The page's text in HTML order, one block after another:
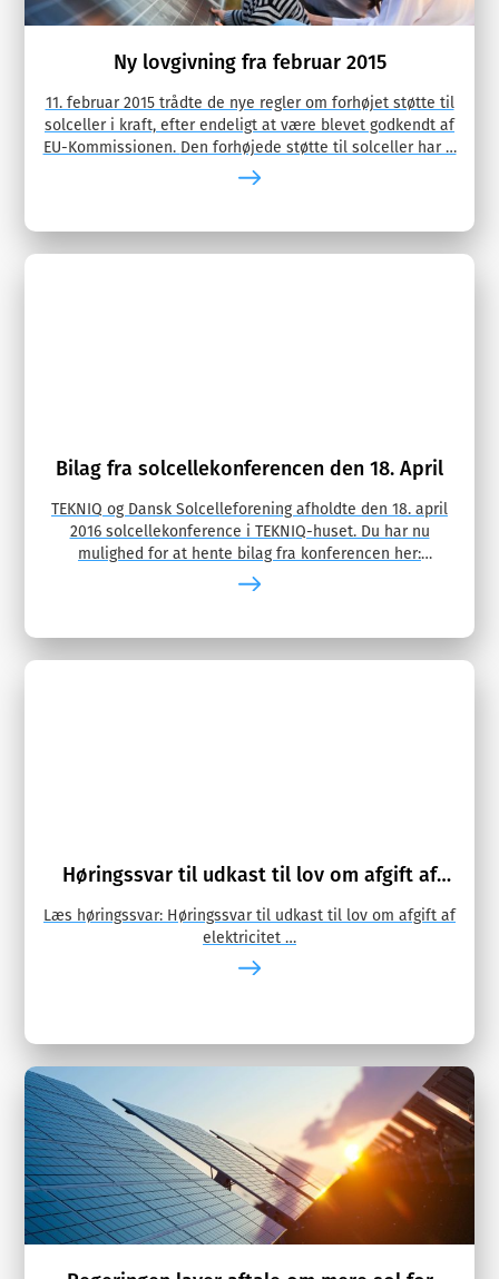
Ny lovgivning fra februar 2015
11. februar 2015 trådte de nye regler om forhøjet støtte til
solceller i kraft, efter endeligt at være blevet godkendt af
EU-Kommissionen. Den forhøjede støtte til solceller har …
Bilag fra solcellekonferencen den 18. April
TEKNIQ og Dansk Solcelleforening afholdte den 18. april
2016 solcellekonference i TEKNIQ-huset. Du har nu
mulighed for at hente bilag fra konferencen her:
Solcellekonference, …
Høringssvar til udkast til lov om afgift af
Læs høringssvar: Høringssvar til udkast til lov om afgift af
elektricitet …